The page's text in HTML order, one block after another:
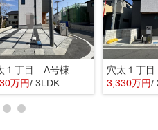
１丁目 A号棟
万円/ 3LDK
穴太１丁
3,330万円/